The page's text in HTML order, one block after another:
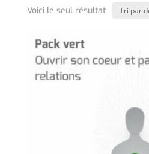
Voici le seul résultat